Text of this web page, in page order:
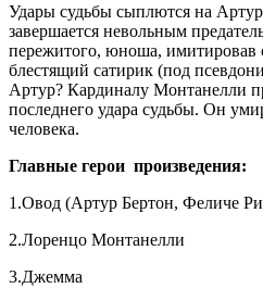
Удары судьбы сыплются на
завершается невольным
пережитого, юноша, имитировав
блестящий сатирик (под
Артур? Кардиналу Монтанелли
последнего удара судьбы. Он
человека.
Главные герои произведения:
1.Овод (Артур Бертон, Феличе
2.Лоренцо Монтанелли
3.Джемма